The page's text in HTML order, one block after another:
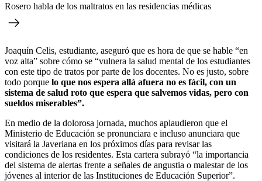
Rosero habla de los maltratos en las residencias médicas
Joaquín Celis, estudiante, aseguró que es hora de que se hable “en
voz alta” sobre cómo se “vulnera la salud mental de los estudiantes
con este tipo de tratos por parte de los docentes. No es justo, sobre
todo porque lo que nos espera allá afuera no es fácil, con un
sistema de salud roto que espera que salvemos vidas, pero con
sueldos miserables”.
En medio de la dolorosa jornada, muchos aplaudieron que el
Ministerio de Educación se pronunciara e incluso anunciara que
visitará la Javeriana en los próximos días para revisar las
condiciones de los residentes. Esta cartera subrayó “la importancia
del sistema de alertas frente a señales de angustia o malestar de los
jóvenes al interior de las Instituciones de Educación Superior”.